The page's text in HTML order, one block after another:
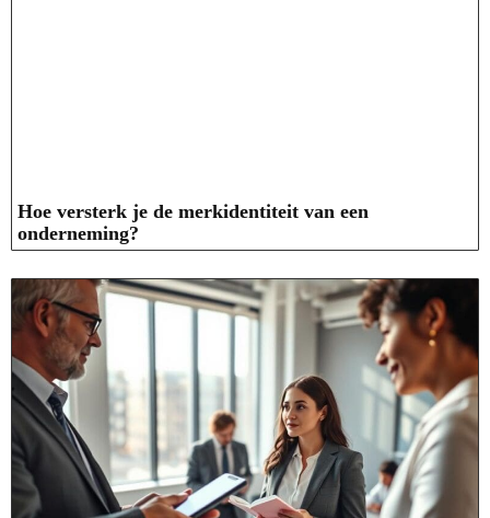
Hoe versterk je de merkidentiteit van een
onderneming?